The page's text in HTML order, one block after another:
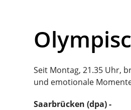
Seit Montag, 21.35 Uhr,
und emotionale
Saarbrücken (dpa) -